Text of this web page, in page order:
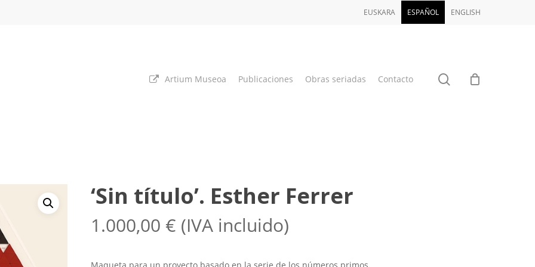
EUSKARA ESPAÑOL ENGLISH
Artium Museoa Publicaciones Obras seriadas Contacto buscar
‘Sin título’. Esther Ferrer
1.000,00 € (IVA incluido)